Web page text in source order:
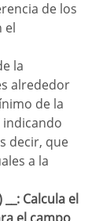
de los
el
la
alrededor
de la
indicando
decir, que
a la